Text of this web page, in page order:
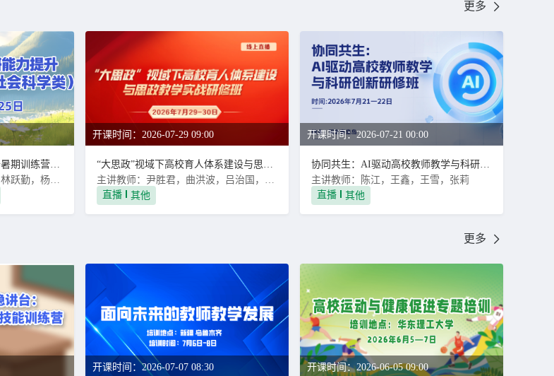
更多
高校青年教师科研能力提升暑期训练营（人文社会科学类）
主讲教师：潘俊，张梦晗，林跃勤，杨润勇，袁军鹏，何静
开课时间：2026-07-29 09:00
“大思政”视域下高校育人体系建设与思政教学实战研修班
主讲教师：尹胜君，曲洪波，吕治国，许宁
直播
其他
开课时间：2026-07-21 00:00
协同共生：AI驱动高校教师教学与科研创新研修班
主讲教师：陈江，王鑫，王雪，张莉
直播
其他
更多
开课时间：2026-07-07 08:30 开课时间：2026-06-05 09:00